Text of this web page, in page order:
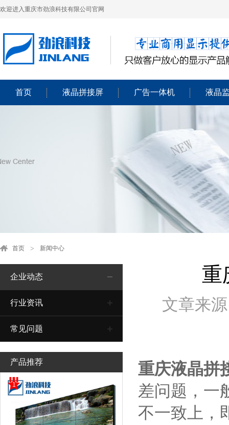
欢迎进入重庆市劲浪科技有限公司官网
首页 液晶拼接屏 广告一体机 液晶
首页 新闻中心
企业动态
行业资讯
常见问题
产品推荐
1
重
文章来
重庆液晶拼
差问题，一
不一致上，